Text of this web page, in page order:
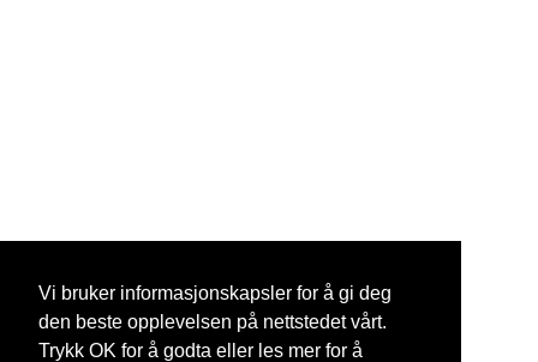
Vi bruker informasjonskapsler for å gi deg
den beste opplevelsen på nettstedet vårt.
Trykk OK for å godta eller les mer for å